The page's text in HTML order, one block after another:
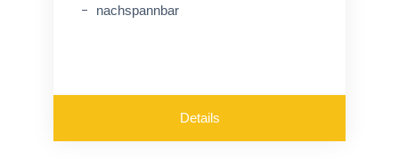
nachspannbar
Details